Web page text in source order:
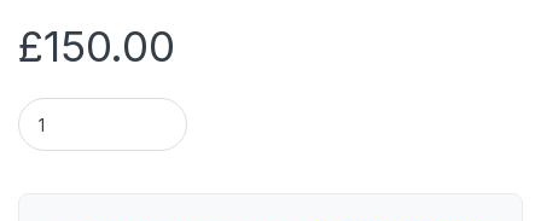
£150.00
Montaż anteny satelitarnej HD 80cm Slough quantity